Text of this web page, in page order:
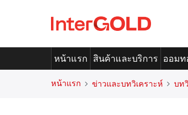
หน้าแรก สินค้าและบริการ ออมท
หน้าแรก ข่าวและบทวิเคราะห์ บท